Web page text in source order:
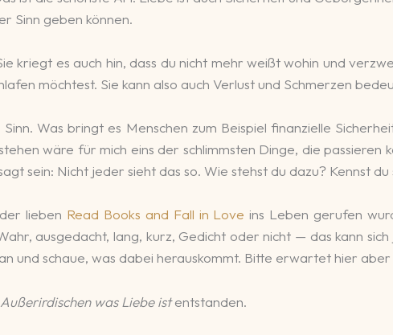
Sinn geben können.
kriegt es auch hin, dass du nicht mehr weißt wohin und
möchtest. Sie kann also auch Verlust und Schmerzen
Was bringt es Menschen zum Beispiel finanzielle
wäre für mich eins der schlimmsten Dinge, die passieren
sein: Nicht jeder sieht das so. Wie stehst du dazu? Kennst du
lieben Read Books and Fall in Love ins Leben gerufen
ausgedacht, lang, kurz, Gedicht oder nicht — das kann
und schaue, was dabei herauskommt. Bitte erwartet hier
was Liebe istentstanden.